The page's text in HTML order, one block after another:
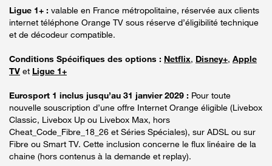
Ligue 1+ : valable en France métropolitaine, réservée aux clients
internet téléphone Orange TV sous réserve d’éligibilité technique
et de décodeur compatible.
Conditions Spécifiques des options : Netflix, Disney+, Apple
TV et Ligue 1+
Eurosport 1 inclus jusqu’au 31 janvier 2029 : Pour toute
nouvelle souscription d’une offre Internet Orange éligible (Livebox
Classic, Livebox Up ou Livebox Max, hors
Cheat_Code_Fibre_18_26 et Séries Spéciales), sur ADSL ou sur
Fibre ou Smart TV. Cette inclusion concerne le flux linéaire de la
chaine (hors contenus à la demande et replay).